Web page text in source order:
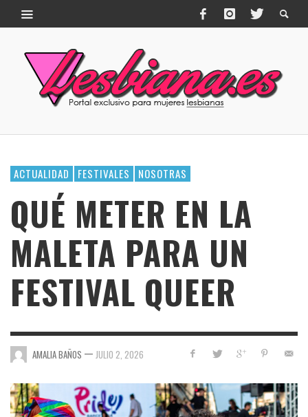
ACTUALIDAD FESTIVALES NOSOTRAS
QUÉ METER EN LA
MALETA PARA UN
FESTIVAL QUEER
AMALIA BAÑOS — JULIO 2, 2026